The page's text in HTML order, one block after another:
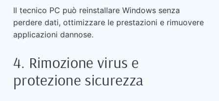
Il tecnico PC può reinstallare Windows senza
perdere dati, ottimizzare le prestazioni e rimuovere
applicazioni dannose.
4. Rimozione virus e
protezione sicurezza